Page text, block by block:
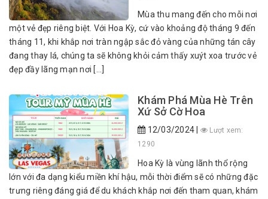
Mùa thu mang đến cho mỗi nơi
một vẻ đẹp riêng biệt. Với Hoa Kỳ, cứ vào khoảng độ tháng 9 đến
tháng 11, khi khắp nơi tràn ngập sắc đỏ vàng của những tán cây
đang thay lá, chúng ta sẽ không khỏi cảm thấy xuýt xoa trước vẻ
đẹp đầy lãng mạn nơi […]
Khám Phá Mùa Hè Trên
Xứ Sở Cờ Hoa
12/03/2024 |
Lượt xem:
1290
Hoa Kỳ là vùng lãnh thổ rộng
lớn với đa dạng kiểu miền khí hậu, mỗi thời điểm sẽ có những đặc
trưng riêng đáng giá để du khách khắp nơi đến tham quan, khám